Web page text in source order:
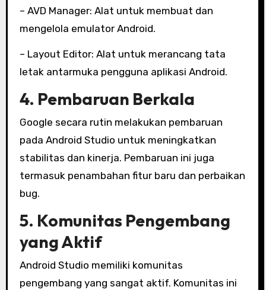
– AVD Manager: Alat untuk membuat dan
mengelola emulator Android.
– Layout Editor: Alat untuk merancang tata
letak antarmuka pengguna aplikasi Android.
4. Pembaruan Berkala
Google secara rutin melakukan pembaruan
pada Android Studio untuk meningkatkan
stabilitas dan kinerja. Pembaruan ini juga
termasuk penambahan fitur baru dan perbaikan
bug.
5. Komunitas Pengembang
yang Aktif
Android Studio memiliki komunitas
pengembang yang sangat aktif. Komunitas ini